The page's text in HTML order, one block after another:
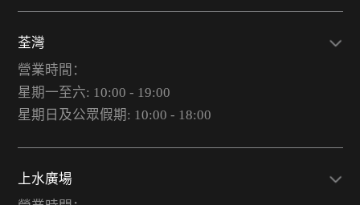
荃灣
營業時間：
星期一至六: 10:00 - 19:00
星期日及公眾假期: 10:00 - 18:00
上水廣場